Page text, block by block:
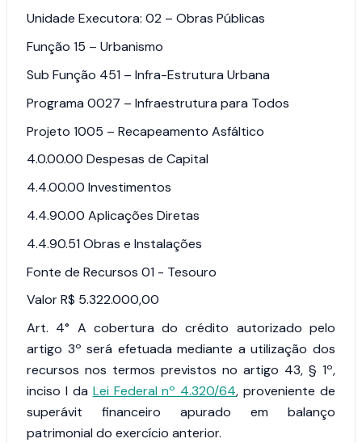
Unidade Executora: 02 – Obras Públicas
Função 15 – Urbanismo
Sub Função 451 – Infra-Estrutura Urbana
Programa 0027 – Infraestrutura para Todos
Projeto 1005 – Recapeamento Asfáltico
4.0.00.00 Despesas de Capital
4.4.00.00 Investimentos
4.4.90.00 Aplicações Diretas
4.4.90.51 Obras e Instalações
Fonte de Recursos 01 - Tesouro
Valor R$ 5.322.000,00
Art. 4° A cobertura do crédito autorizado pelo
artigo 3º será efetuada mediante a utilização dos
recursos nos termos previstos no artigo 43, § 1º,
inciso I da Lei Federal nº 4.320/64, proveniente de
superávit financeiro apurado em balanço
patrimonial do exercício anterior.